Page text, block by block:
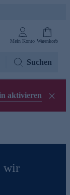
Mein Konto Warenkorb
Suchen
aktivieren
wir